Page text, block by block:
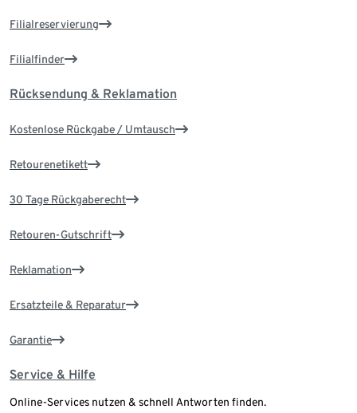
Filialreservierung
Filialfinder
Rücksendung & Reklamation
Kostenlose Rückgabe / Umtausch
Retourenetikett
30 Tage Rückgaberecht
Retouren-Gutschrift
Reklamation
Ersatzteile & Reparatur
Garantie
Service & Hilfe
Online-Services nutzen & schnell Antworten finden.